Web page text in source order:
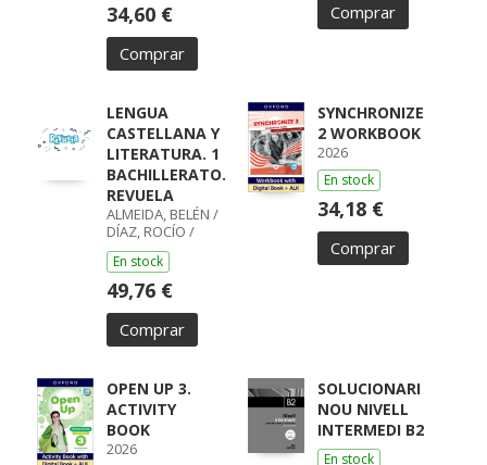
34,60 €
Comprar
Comprar
LENGUA
CASTELLANA Y
LITERATURA. 1
BACHILLERATO.
REVUELA
ALMEIDA, BELÉN /
DÍAZ, ROCÍO /
GUMIEL, SILVIA /
PÉREZ, ISABEL /
BOYANO,
RICARDO / LODÍN,
PATRICIA /
ZUBICOA
ARRAIZA, MARÍA /
ELENA / ECHEVA
En stock
49,76 €
Comprar
SYNCHRONIZE
2 WORKBOOK
2026
En stock
34,18 €
Comprar
OPEN UP 3.
ACTIVITY
BOOK
2026
SOLUCIONARI
NOU NIVELL
INTERMEDI B2
En stock